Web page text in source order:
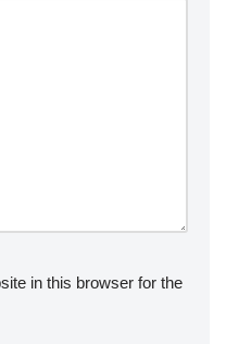
in this browser for the